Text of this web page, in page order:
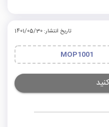
تاریخ انتشار: 1401/05/30
MOP1001